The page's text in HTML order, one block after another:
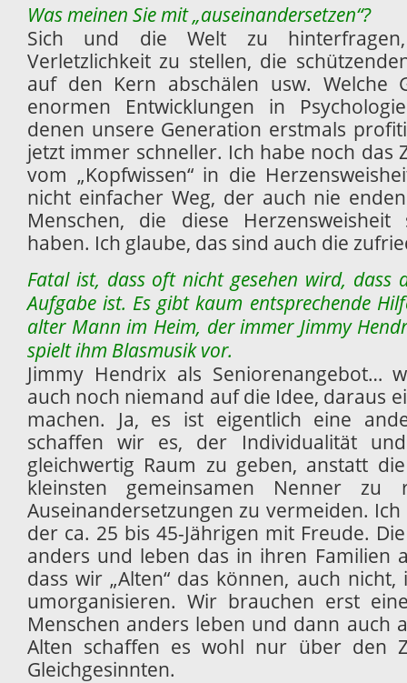
Was meinen Sie mit „auseinandersetzen“?
Sich und die Welt zu
Verletzlichkeit zu stellen, die
auf den Kern abschälen usw. Welche
enormen Entwicklungen in
denen unsere Generation erstmals
jetzt immer schneller. Ich habe noch das
vom „Kopfwissen“ in die
nicht einfacher Weg, der auch nie
Menschen, die diese
haben. Ich glaube, das sind auch die
Fatal ist, dass oft nicht gesehen wird, dass
Aufgabe ist. Es gibt kaum entsprechende
alter Mann im Heim, der immer Jimmy
spielt ihm Blasmusik vor.
Jimmy Hendrix als Seniorenangebot…
auch noch niemand auf die Idee, daraus
machen. Ja, es ist eigentlich eine
schaffen wir es, der Individualität
gleichwertig Raum zu geben, anstatt
kleinsten gemeinsamen Nenner zu
Auseinandersetzungen zu vermeiden.
der ca. 25 bis 45-Jährigen mit Freude.
anders und leben das in ihren Familien
dass wir „Alten“ das können, auch
umorganisieren. Wir brauchen erst
Menschen anders leben und dann auch
Alten schaffen es wohl nur über den
Gleichgesinnten.